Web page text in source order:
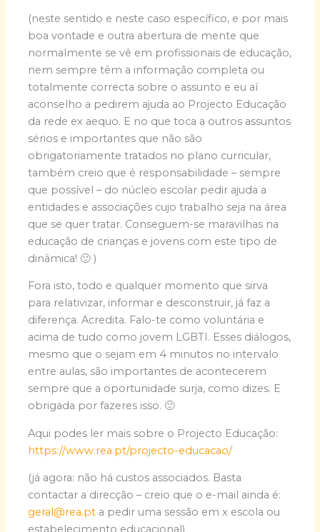
(neste sentido e neste caso específico, e por mais
boa vontade e outra abertura de mente que
normalmente se vê em profissionais de educação,
nem sempre têm a informação completa ou
totalmente correcta sobre o assunto e eu aí
aconselho a pedirem ajuda ao Projecto Educação
da rede ex aequo. E no que toca a outros assuntos
sérios e importantes que não são
obrigatoriamente tratados no plano curricular,
também creio que é responsabilidade – sempre
que possível – do núcleo escolar pedir ajuda a
entidades e associações cujo trabalho seja na área
que se quer tratar. Conseguem-se maravilhas na
educação de crianças e jovens com este tipo de
dinâmica! 🙂 )
Fora isto, todo e qualquer momento que sirva
para relativizar, informar e desconstruir, já faz a
diferença. Acredita. Falo-te como voluntária e
acima de tudo como jovem LGBTI. Esses diálogos,
mesmo que o sejam em 4 minutos no intervalo
entre aulas, são importantes de acontecerem
sempre que a oportunidade surja, como dizes. E
obrigada por fazeres isso. 🙂
Aqui podes ler mais sobre o Projecto Educação:
https://www.rea.pt/projecto-educacao/
(já agora: não há custos associados. Basta
contactar a direcção – creio que o e-mail ainda é:
geral@rea.pt a pedir uma sessão em x escola ou
estabelecimento educacional)